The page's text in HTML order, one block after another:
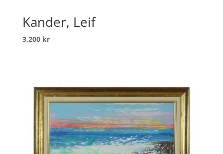
Kander, Leif
3,200 kr